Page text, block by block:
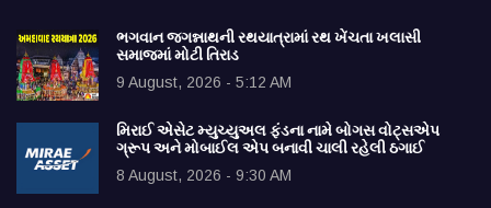
ભગવાન જગન્નાથની રથયાત્રામાં રથ ખેંચતા ખલાસી
સમાજમાં મોટી તિરાડ
9 August, 2026 - 5:12 AM
મિરાઈ એસેટ મ્યુચ્યુઅલ ફંડના નામે બોગસ વોટ્સએપ
ગ્રૂપ અને મોબાઈલ એપ બનાવી ચાલી રહેલી ઠગાઈ
8 August, 2026 - 9:30 AM